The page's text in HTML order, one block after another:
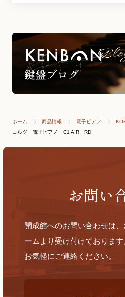
ホーム 商品情報 電子ピアノ
コルグ 電子ピアノ C1 AIR RD
お問い
開成館へのお問い合わせは
ームより受け付けております
お気軽にご連絡ください。